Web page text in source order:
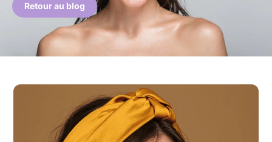
Retour au blog